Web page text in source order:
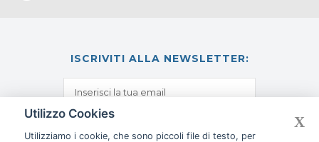
ISCRIVITI ALLA NEWSLETTER:
Utilizzo Cookies
Utilizziamo i cookie, che sono piccoli file di testo, per
X